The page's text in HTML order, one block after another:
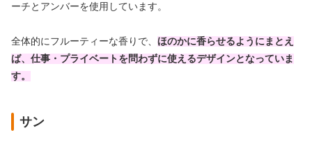
ーチとアンバーを使用しています。
全体的にフルーティーな香りで、 ほのかに香らせるようにまとえ
ば、仕事・プライベートを問わずに使えるデザインとなっていま
す。
サン